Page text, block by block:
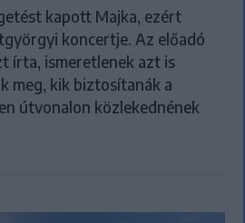
kapott Majka, ezért
koncertje. Az előadó
írta, ismeretlenek azt is
meg, kik biztosítanák a
útvonalon közlekednének